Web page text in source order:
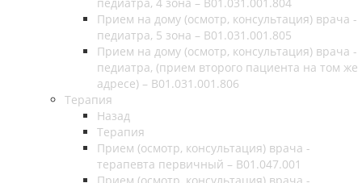
Прием на дому (осмотр, консультация) врача -
педиатра, 5 зона – B01.031.001.805
Прием на дому (осмотр, консультация) врача -
педиатра, (прием второго пациента на том же
адресе) – B01.031.001.806
Терапия
Назад
Терапия
Прием (осмотр, консультация) врача -
терапевта первичный – B01.047.001
Прием (осмотр, консультация) врача -